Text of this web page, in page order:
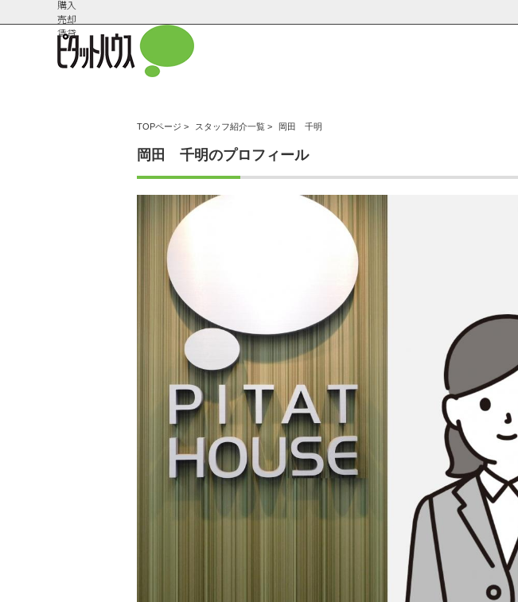
購入
売却
賃貸
会社概
スタッフ紹
TOPページ > スタッフ紹介一覧 > 岡田 千明
岡田 千明のプロフィール